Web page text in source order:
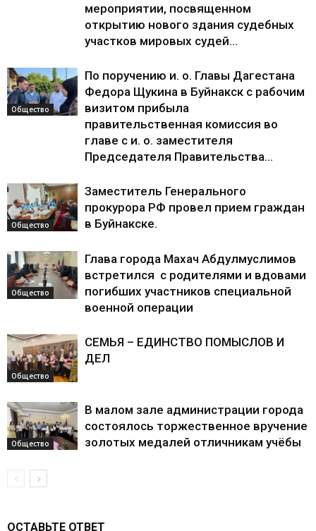
мероприятии, посвященном
открытию нового здания судебных
участков мировых судей...
Общество
По поручению и. о. Главы Дагестана
Федора Щукина в Буйнакск с рабочим
визитом прибыла
правительственная комиссия во
главе с и. о. заместителя
Председателя Правительства...
Общество
Заместитель Генерального
прокурора РФ провел прием граждан
в Буйнакске.
Общество
Глава города Махач Абдулмуслимов
встретился с родителями и вдовами
погибших участников специальной
военной операции
Общество
СЕМЬЯ – ЕДИНСТВО ПОМЫСЛОВ И
ДЕЛ
Общество
В малом зале администрации города
состоялось торжественное вручение
золотых медалей отличникам учёбы
ОСТАВЬТЕ ОТВЕТ